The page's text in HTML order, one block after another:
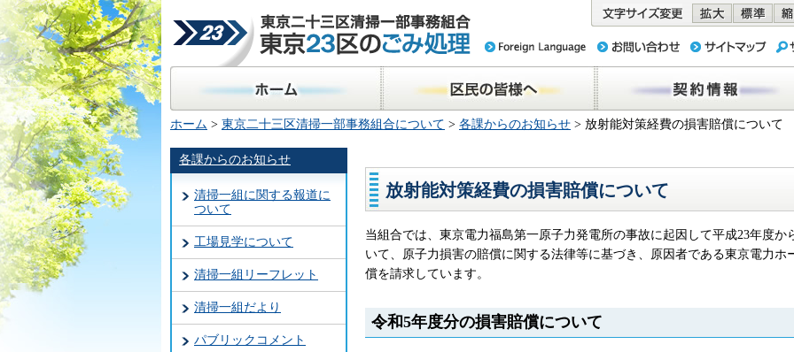
東京二十三区清掃一部事務組合 東京
23区のごみ処理
ホーム 区民の皆様へ 契約情報
ホーム > 東京二十三区清掃一部事務組合について > 各課からのお知らせ > 放射能対策経費の損害賠償について
各課からのお知らせ
清掃一組に関する報道に
ついて
工場見学について
清掃一組リーフレット
清掃一組だより
パブリックコメント
放射能対策経費の損害賠償について
当組合では、東京電力福島第一原子力発電所の事故に起因して平成23年度
いて、原子力損害の賠償に関する法律等に基づき、原因者である東京電力
償を請求しています。
令和5年度分の損害賠償について